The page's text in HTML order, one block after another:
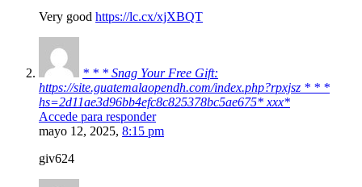
Very good https://lc.cx/xjXBQT
* * * Snag Your Free Gift:
https://site.guatemalaopendh.com/index.php?rpxjsz * * *
hs=2d11ae3d96bb4efc8c825378bc5ae675* ххх*
Accede para responder
mayo 12, 2025, 8:15 pm
giv624